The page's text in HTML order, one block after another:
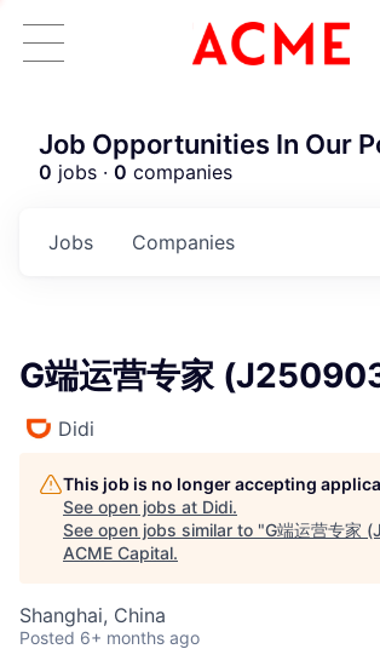
ACME
Job Opportunities In Our
0 jobs · 0 companies
Jobs Companies
G端运营专家
Didi
This job is no longer accepting
See open jobs at Didi.
See open jobs similar to "G端运营专家
ACME Capital.
Shanghai, China
Posted 6+ months ago